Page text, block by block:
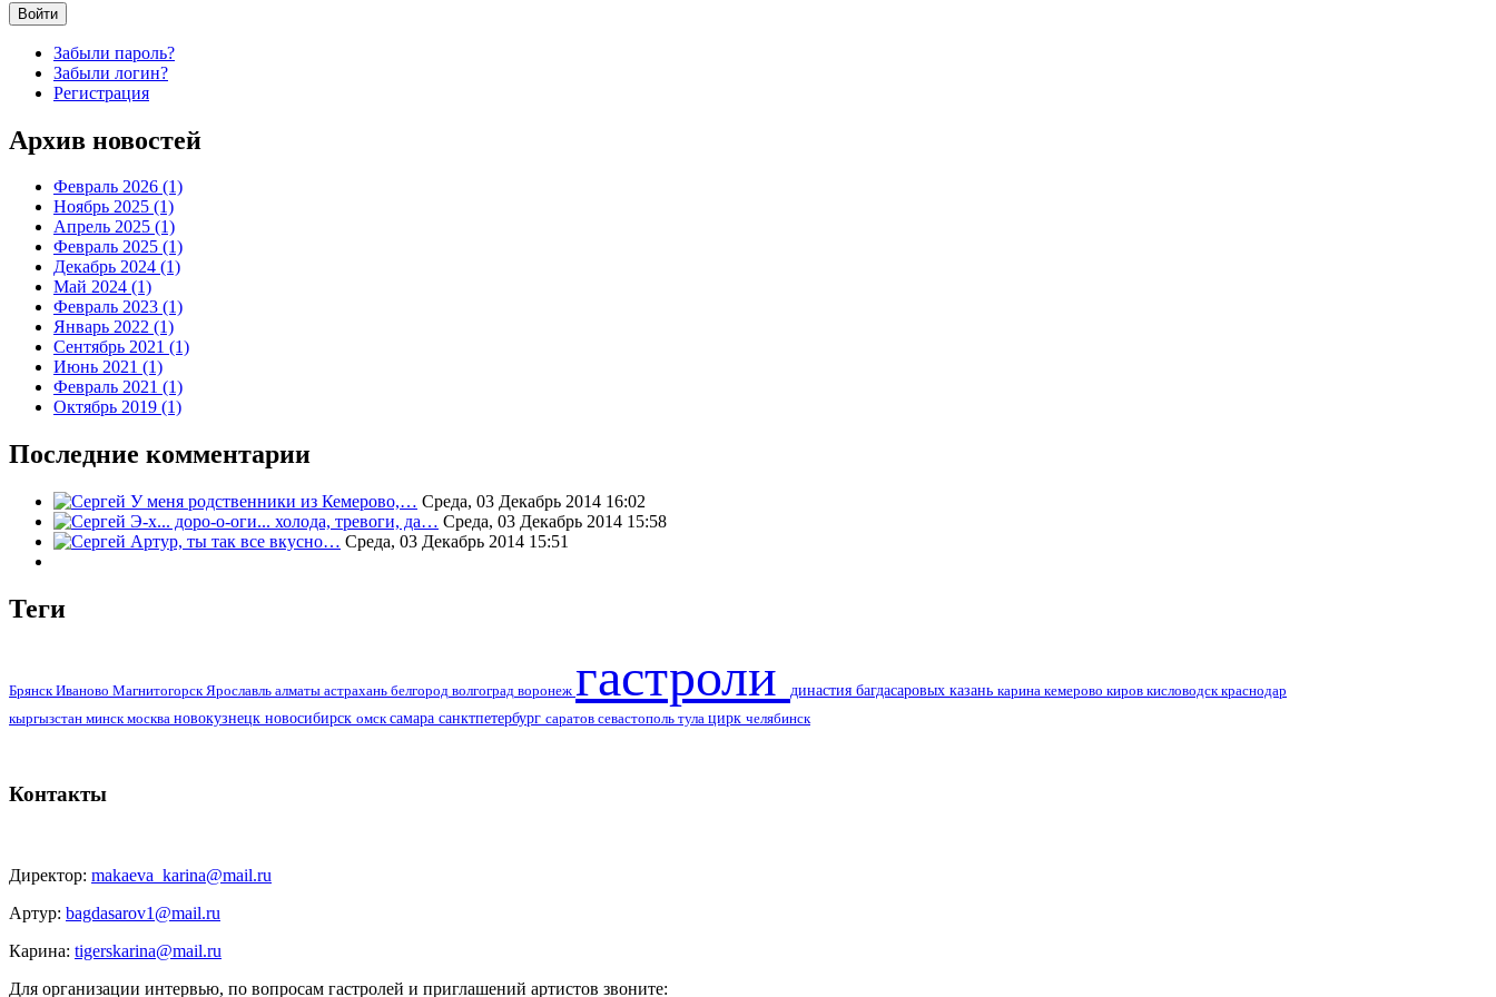
Войти
Забыли пароль?
Забыли логин?
Регистрация
Архив новостей
Февраль 2026 (1)
Ноябрь 2025 (1)
Апрель 2025 (1)
Февраль 2025 (1)
Декабрь 2024 (1)
Май 2024 (1)
Февраль 2023 (1)
Январь 2022 (1)
Сентябрь 2021 (1)
Июнь 2021 (1)
Февраль 2021 (1)
Октябрь 2019 (1)
Последние комментарии
У меня родственники из Кемерово,… Среда, 03 Декабрь 2014 16:02
Э-х... доро-о-оги... холода, тревоги, да… Среда, 03 Декабрь 2014 15:58
Артур, ты так все вкусно… Среда, 03 Декабрь 2014 15:51
Теги
БрянскИваново МагнитогорскЯрославль алматы астрахань белгород волгоград воронеж гастроли династия багдасаровых казань карина кемерово киров кисловодсккраснодар
кыргызстан минскмосква новокузнецк новосибирск омсксамара санктпетербург саратов севастополь тула цирк челябинск
Контакты
Директор: makaeva_karina@mail.ru
Артур: bagdasarov1@mail.ru
Карина: tigerskarina@mail.ru
Для организации интервью, по вопросам гастролей и приглашений артистов звоните: